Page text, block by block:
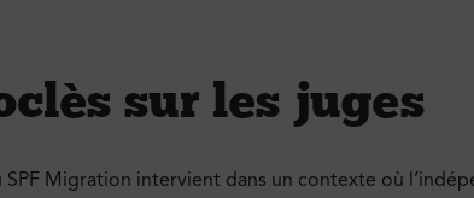
sur les juges
Migration intervient dans un contexte où